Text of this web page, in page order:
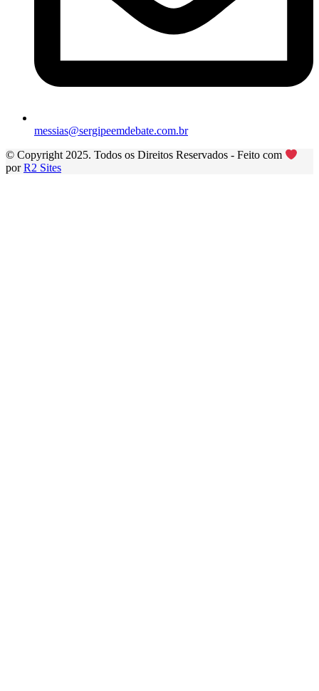
messias@sergipeemdebate.com.br
© Copyright 2025. Todos os Direitos Reservados - Feito com
porR2 Sites